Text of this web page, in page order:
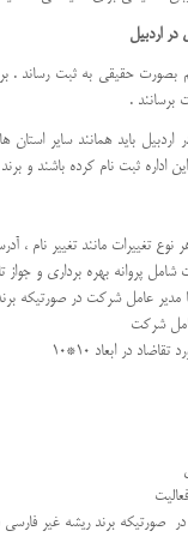
اردبیل
بصورت حقیقی به ثبت رساند
برسانند .
باید همانند سایر
اداره ثبت نام کرده باشند و
تغییرات مانند تغییر نام ،
پروانه بهره برداری و جواز
مدیر عامل شرکت در صورتیکه
شرکت
در ابعاد 10*10
صورتیکه برند ریشه غیر فارسی